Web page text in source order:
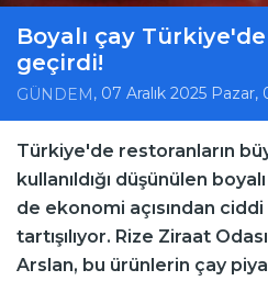
Boyalı çay
geçirdi!
GÜNDEM, 07 Aralık 2025 Pazar,
Türkiye'de restoranların
kullanıldığı düşünülen
de ekonomi açısından
tartışılıyor. Rize Ziraat
Arslan, bu ürünlerin çay